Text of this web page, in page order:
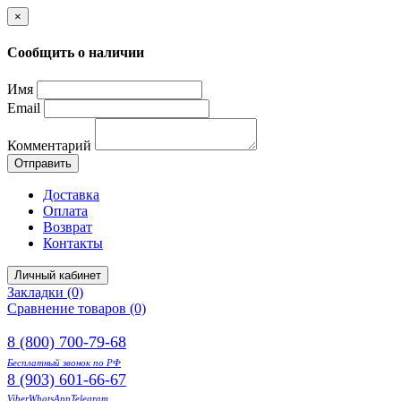
×
Сообщить о наличии
Имя
Email
Комментарий
Отправить
Доставка
Оплата
Возврат
Контакты
Личный кабинет
Закладки (0)
Сравнение товаров (0)
8 (800) 700-79-68
Бесплатный звонок по РФ
8 (903) 601-66-67
ViberWhatsAppTelegram